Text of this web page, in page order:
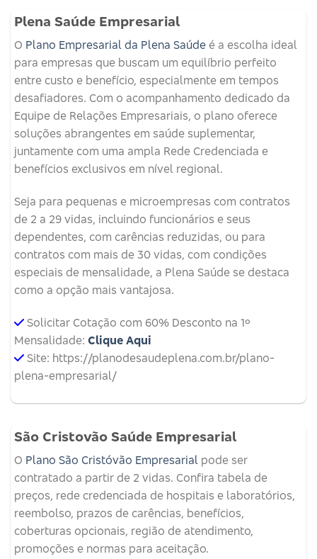
Plena Saúde Empresarial
O Plano Empresarial da Plena Saúde é a escolha ideal
para empresas que buscam um equilíbrio perfeito
entre custo e benefício, especialmente em tempos
desafiadores. Com o acompanhamento dedicado da
Equipe de Relações Empresariais, o plano oferece
soluções abrangentes em saúde suplementar,
juntamente com uma ampla Rede Credenciada e
benefícios exclusivos em nível regional.
Seja para pequenas e microempresas com contratos
de 2 a 29 vidas, incluindo funcionários e seus
dependentes, com carências reduzidas, ou para
contratos com mais de 30 vidas, com condições
especiais de mensalidade, a Plena Saúde se destaca
como a opção mais vantajosa.
Solicitar Cotação com 60% Desconto na 1º
Mensalidade: Clique Aqui
Site: https://planodesaudeplena.com.br/plano-
plena-empresarial/
São Cristovão Saúde Empresarial
O Plano São Cristóvão Empresarial pode ser
contratado a partir de 2 vidas. Confira tabela de
preços, rede credenciada de hospitais e laboratórios,
reembolso, prazos de carências, benefícios,
coberturas opcionais, região de atendimento,
promoções e normas para aceitação.